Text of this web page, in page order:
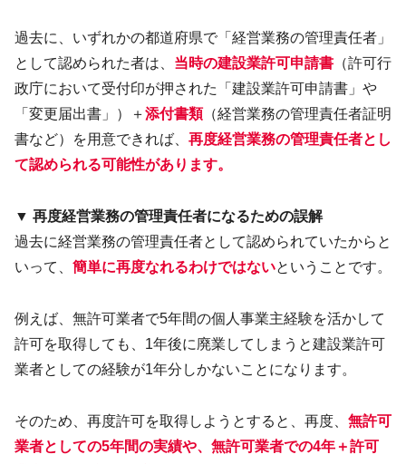
過去に、いずれかの都道府県で「経営業務の管理責任者」
として認められた者は、 当時の建設業許可申請書 （許可行
政庁において受付印が押された「建設業許可申請書」や
「変更届出書」）＋添付書類（経営業務の管理責任者証明
書など）を用意できれば、 再度経営業務の管理責任者とし
て認められる可能性があります。
▼ 再度経営業務の管理責任者になるための誤解
過去に経営業務の管理責任者として認められていたからと
いって、 簡単に再度なれるわけではないということです。
例えば、無許可業者で5年間の個人事業主経験を活かして
許可を取得しても、1年後に廃業してしまうと建設業許可
業者としての経験が1年分しかないことになります。
そのため、再度許可を取得しようとすると、再度、 無許可
業者としての5年間の実績や、無許可業者での4年＋許可